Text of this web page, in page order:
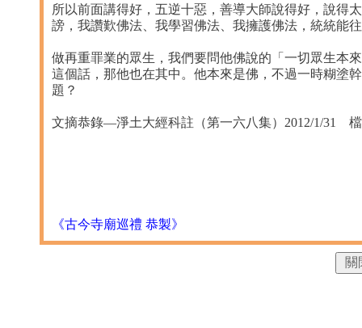
所以前面講得好，五逆十惡，善導大師說得好，說得
謗，我讚歎佛法、我學習佛法、我擁護佛法，統統能
做再重罪業的眾生，我們要問他佛說的「一切眾生本
這個話，那他也在其中。他本來是佛，不過一時糊塗
題？
文摘恭錄—淨土大經科註（第一六八集）2012/1/31 檔
《古今寺廟巡禮 恭製》